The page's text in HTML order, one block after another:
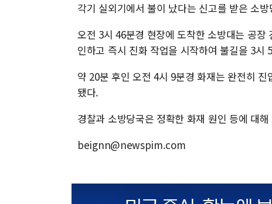
각기 실외기에서 불이 났다는 신고를 받은 소
오전 3시 46분경 현장에 도착한 소방대는 공
인하고 즉시 진화 작업을 시작하여 불길을 3시
약 20분 후인 오전 4시 9분경 화재는 완전히
됐다.
경찰과 소방당국은 정확한 화재 원인 등에 대
beignn@newspim.com